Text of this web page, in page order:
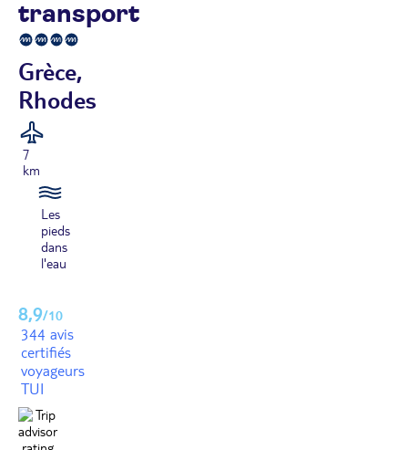
transport
Grèce,
Rhodes
7
km
Les
pieds
dans
l'eau
8,9/10
344 avis
certifiés
voyageurs
TUI